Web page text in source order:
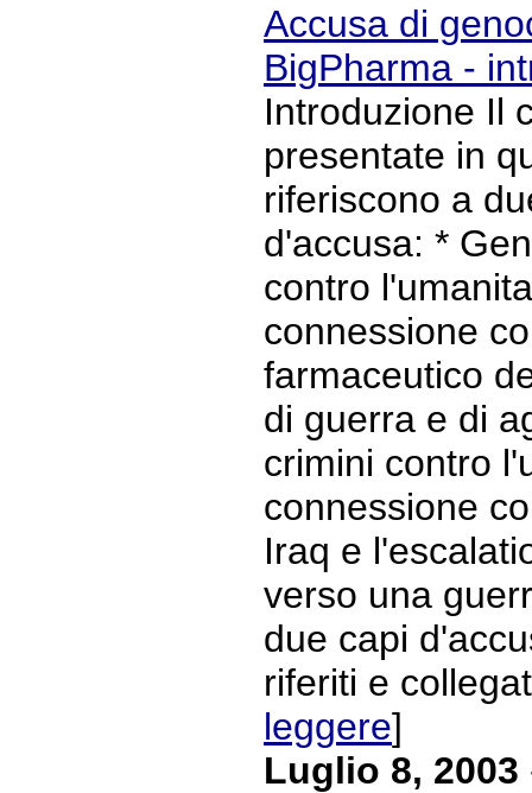
Accusa di
BigPharma -
Introduzione Il
presentate in
riferiscono a
d'accusa: *
contro
connessione
farmaceutico
di guerra e di
crimini contro
connessione
Iraq e
verso una
due capi
riferiti e
leggere]
Luglio 8, 2003